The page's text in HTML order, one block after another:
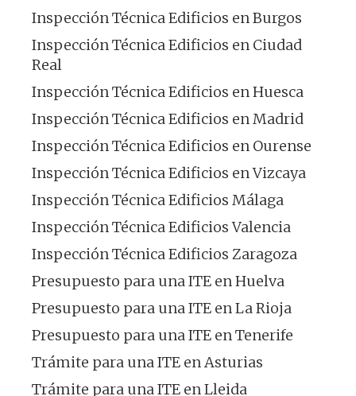
Inspección Técnica Edificios en Burgos
Inspección Técnica Edificios en Ciudad
Real
Inspección Técnica Edificios en Huesca
Inspección Técnica Edificios en Madrid
Inspección Técnica Edificios en Ourense
Inspección Técnica Edificios en Vizcaya
Inspección Técnica Edificios Málaga
Inspección Técnica Edificios Valencia
Inspección Técnica Edificios Zaragoza
Presupuesto para una ITE en Huelva
Presupuesto para una ITE en La Rioja
Presupuesto para una ITE en Tenerife
Trámite para una ITE en Asturias
Trámite para una ITE en Lleida